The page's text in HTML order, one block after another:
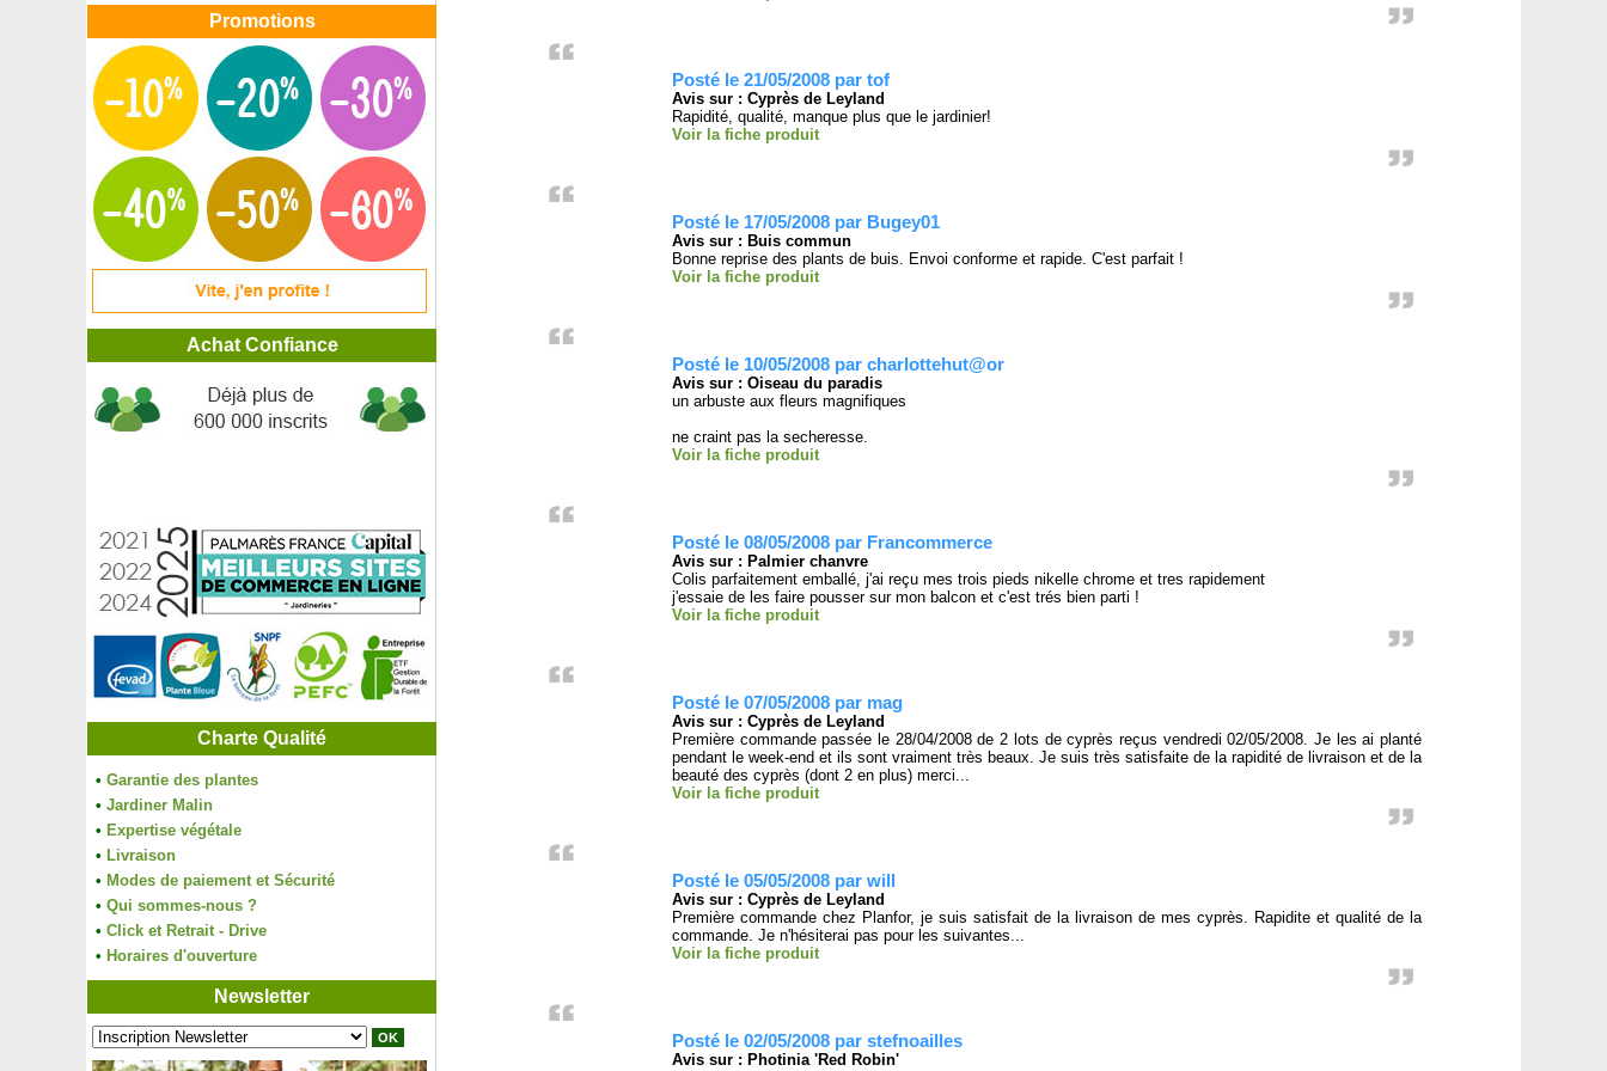
Promotions
Achat Confiance
Charte Qualité
• Garantie des plantes
• Jardiner Malin
• Expertise végétale
• Livraison
• Modes de paiement et Sécurité
• Qui sommes-nous ?
• Click et Retrait - Drive
• Horaires d'ouverture
Newsletter
Posté le 21/05/2008 par tof
Avis sur : Cyprès de Leyland
Rapidité, qualité, manque plus que le jardinier!
Voir la fiche produit
Posté le 17/05/2008 par Bugey01
Avis sur : Buis commun
Bonne reprise des plants de buis. Envoi conforme et rapide. C'est parfait !
Voir la fiche produit
Posté le 10/05/2008 par charlottehut@or
Avis sur : Oiseau du paradis
un arbuste aux fleurs magnifiques
ne craint pas la secheresse.
Voir la fiche produit
Posté le 08/05/2008 par Francommerce
Avis sur : Palmier chanvre
Colis parfaitement emballé, j'ai reçu mes trois pieds nikelle chrome et tres rapidement
j'essaie de les faire pousser sur mon balcon et c'est trés bien parti !
Voir la fiche produit
Posté le 07/05/2008 par mag
Avis sur : Cyprès de Leyland
Première commande passée le 28/04/2008 de 2 lots de cyprès reçus vendredi 02/05/2008. Je les ai planté
pendant le week-end et ils sont vraiment très beaux. Je suis très satisfaite de la rapidité de livraison et de la
beauté des cyprès (dont 2 en plus) merci...
Voir la fiche produit
Posté le 05/05/2008 par will
Avis sur : Cyprès de Leyland
Première commande chez Planfor, je suis satisfait de la livraison de mes cyprès. Rapidite et qualité de la
commande. Je n'hésiterai pas pour les suivantes...
Voir la fiche produit
Posté le 02/05/2008 par stefnoailles
Avis sur : Photinia 'Red Robin'